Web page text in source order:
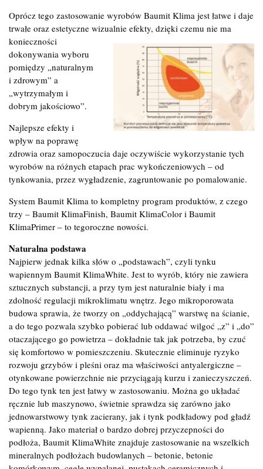
Oprócz tego zastosowanie wyrobów Baumit Klima jest łatwe i daje
trwałe oraz estetyczne wizualnie efekty, dzięki czemu nie ma
konieczności
dokonywania wyboru
pomiędzy „naturalnym
i zdrowym” a
„wytrzymałym i
dobrym jakościowo”.
Najlepsze efekty i
wpływ na poprawę
zdrowia oraz samopoczucia daje oczywiście wykorzystanie tych
wyrobów na różnych etapach prac wykończeniowych – od
tynkowania, przez wygładzenie, zagruntowanie po pomalowanie.
System Baumit Klima to kompletny program produktów, z czego
trzy – Baumit KlimaFinish, Baumit KlimaColor i Baumit
KlimaPrimer – to tegoroczne nowości.
Naturalna podstawa
Najpierw jednak kilka słów o „podstawach”, czyli tynku
wapiennym Baumit KlimaWhite. Jest to wyrób, który nie zawiera
sztucznych substancji, a przy tym jest naturalnie biały i ma
zdolność regulacji mikroklimatu wnętrz. Jego mikroporowata
budowa sprawia, że tworzy on „oddychającą” warstwę na ścianie,
a do tego pozwala szybko pobierać lub oddawać wilgoć „z” i „do”
otaczającego go powietrza – dokładnie tak jak potrzeba, by czuć
się komfortowo w pomieszczeniu. Skutecznie eliminuje ryzyko
rozwoju grzybów i pleśni oraz ma właściwości antyalergiczne –
otynkowane powierzchnie nie przyciągają kurzu i zanieczyszczeń.
Do tego tynk ten jest łatwy w zastosowaniu. Można go układać
ręcznie lub maszynowo, świetnie sprawdza się zarówno jako
jednowarstwowy tynk zacierany, jak i tynk podkładowy pod gładź
wapienną. Jako materiał o bardzo dobrej przyczepności do
podłoża, Baumit KlimaWhite znajduje zastosowanie na wszelkich
mineralnych podłożach budowlanych – betonie, betonie